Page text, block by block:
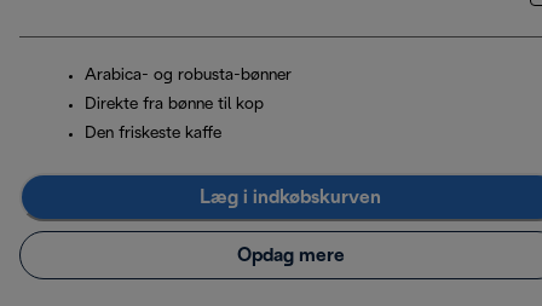
Arabica- og robusta-bønner
Direkte fra bønne til kop
Den friskeste kaffe
Læg i indkøbskurven
Opdag mere